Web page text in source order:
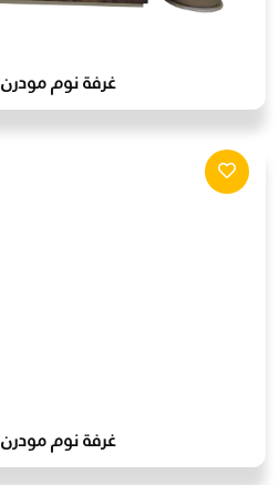
غرفة نوم مودرن
غرفة نوم مودرن